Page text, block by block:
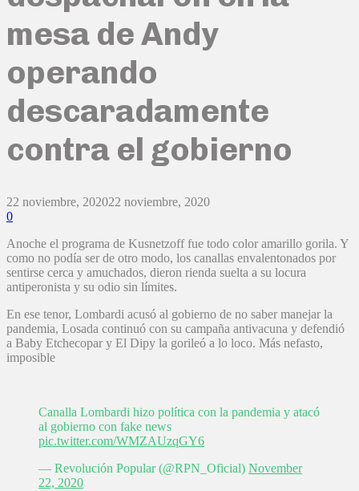
mesa de Andy
operando
descaradamente
contra el gobierno
22 noviembre, 202022 noviembre, 2020
0
Anoche el programa de Kusnetzoff fue todo color amarillo gorila. Y
como no podía ser de otro modo, los canallas envalentonados por
sentirse cerca y amuchados, dieron rienda suelta a su locura
antiperonista y su odio sin límites.
En ese tenor, Lombardi acusó al gobierno de no saber manejar la
pandemia, Losada continuó con su campaña antivacuna y defendió
a Baby Etchecopar y El Dipy la gorileó a lo loco. Más nefasto,
imposible
Canalla Lombardi hizo política con la pandemia y atacó
al gobierno con fake news
pic.twitter.com/WMZAUzqGY6
— Revolución Popular (@RPN_Oficial) November
22, 2020